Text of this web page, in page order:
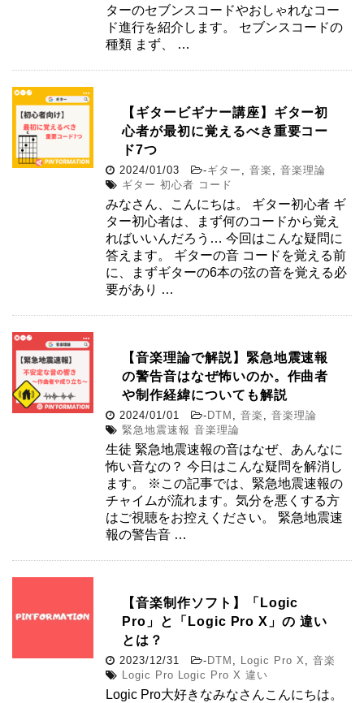
ターのセブンスコードやおしゃれなコー
ド進行を紹介します。 セブンスコードの
種類 まず、 …
【ギタービギナー講座】ギター初
心者が最初に覚えるべき重要コー
ド7つ
2024/01/03 -ギター ,音楽 ,音楽理論
ギター 初心者 コード
みなさん、こんにちは。 ギター初心者 ギ
ター初心者は、まず何のコードから覚え
ればいいんだろう… 今回はこんな疑問に
答えます。 ギターの音 コードを覚える前
に、まずギターの6本の弦の音を覚える必
要があり …
【音楽理論で解説】緊急地震速報
の警告音はなぜ怖いのか。作曲者
や制作経緯についても解説
2024/01/01 -DTM ,音楽 ,音楽理論
緊急地震速報 音楽理論
生徒 緊急地震速報の音はなぜ、あんなに
怖い音なの？ 今日はこんな疑問を解消し
ます。 ※この記事では、緊急地震速報の
チャイムが流れます。気分を悪くする方
はご視聴をお控えください。 緊急地震速
報の警告音 …
【音楽制作ソフト】「Logic
Pro」と「Logic Pro X」の 違い
とは？
2023/12/31 -DTM Logic Pro X
音楽
Logic Pro Logic Pro X 違い
Logic Pro大好きなみなさんこんにちは。